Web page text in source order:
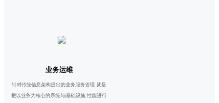
业务运维
针对传统信息架构提出的业务服务管理 就是
把以业务为核心的系统与|基础设施 性能进行